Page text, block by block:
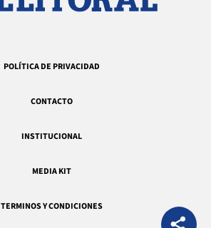
POLÍTICA DE PRIVACIDAD
CONTACTO
INSTITUCIONAL
MEDIA KIT
TERMINOS Y CONDICIONES